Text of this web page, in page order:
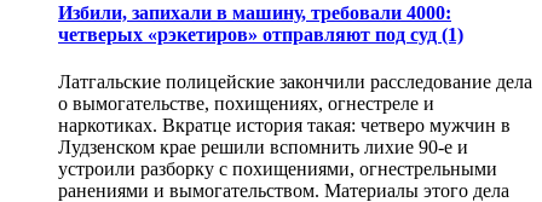
Избили, запихали в машину, требовали 4000:
четверых «рэкетиров» отправляют под суд (1)
Латгальские полицейские закончили расследование дела
о вымогательстве, похищениях, огнестреле и
наркотиках. Вкратце история такая: четверо мужчин в
Лудзенском крае решили вспомнить лихие 90-е и
устроили разборку с похищениями, огнестрельными
ранениями и вымогательством. Материалы этого дела